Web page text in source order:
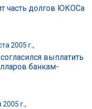
часть долгов ЮКОСа
2005 г.,
выплатить
банкам-
г.,